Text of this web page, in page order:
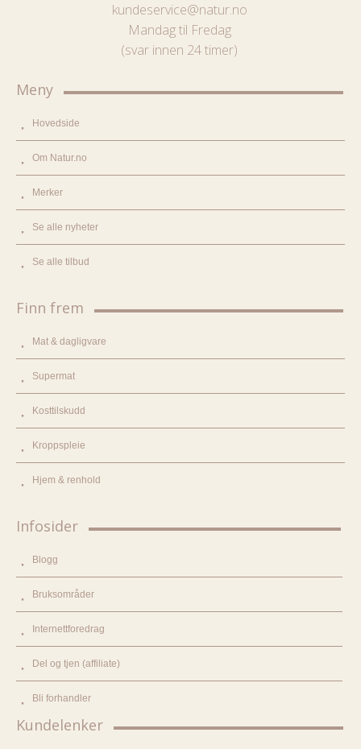
kundeservice@natur.no
Mandag til Fredag
(svar innen 24 timer)
Meny
Hovedside
Om Natur.no
Merker
Se alle nyheter
Se alle tilbud
Finn frem
Mat & dagligvare
Supermat
Kosttilskudd
Kroppspleie
Hjem & renhold
Infosider
Blogg
Bruksområder
Internettforedrag
Del og tjen (affiliate)
Bli forhandler
Kundelenker